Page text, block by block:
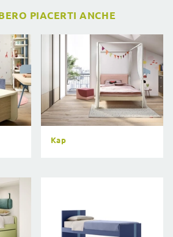
PIACERTI ANCHE
Kap